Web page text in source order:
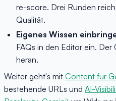
re-score. Drei Runden
Qualität.
Eigenes Wissen
FAQs in den Editor ein.
heran.
Weiter geht's mit Content für
bestehende URLs und AI-